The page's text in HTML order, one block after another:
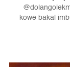
kowe bakal